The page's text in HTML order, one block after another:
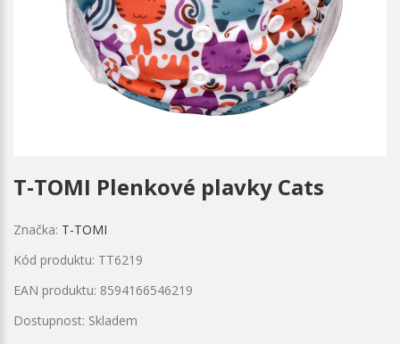
T-TOMI Plenkové plavky Cats
Značka: T-TOMI
Kód produktu: TT6219
EAN produktu: 8594166546219
Dostupnost: Skladem